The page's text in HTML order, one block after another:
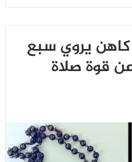
كاهن يروي سبع
قوة صلاة